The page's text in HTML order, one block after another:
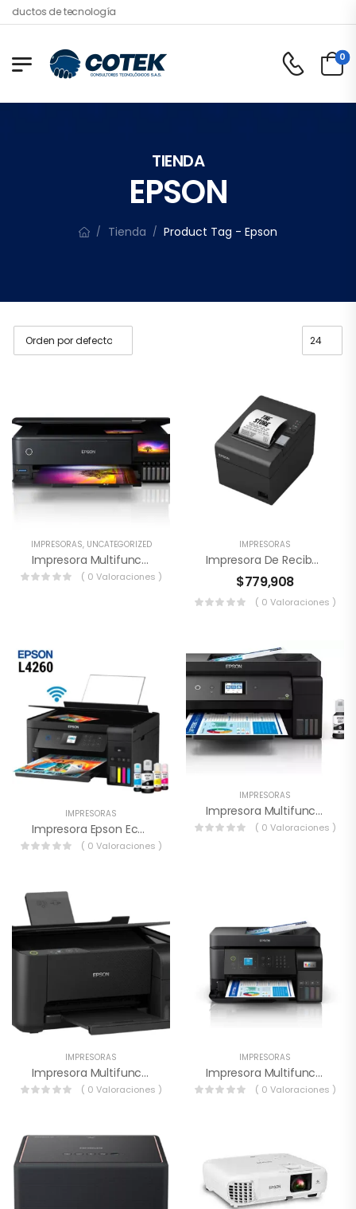
de tecnología
0
TIENDA
EPSON
/ Tienda / Product Tag - Epson
IMPRESORAS, UNCATEGORIZED
Impresora Multifunciónal Epson L8180
( 0 Valoraciones )
IMPRESORAS
Impresora De Recibos Térmica Epson
$779,908
( 0 Valoraciones )
IMPRESORAS
Impresora Epson EcoTank L4260
( 0 Valoraciones )
IMPRESORAS
Impresora Multifunciónal Epson L14150
( 0 Valoraciones )
IMPRESORAS
Impresora Multifuncional Epson L3210
( 0 Valoraciones )
IMPRESORAS
Impresora Multifuncional Epson L5590
( 0 Valoraciones )